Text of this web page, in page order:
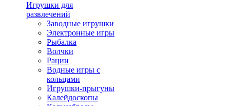
Игрушки для
развлечений
Заводные игрушки
Электронные игры
Рыбалка
Волчки
Рации
Водные игры с
кольцами
Игрушки-прыгуны
Калейдоскопы